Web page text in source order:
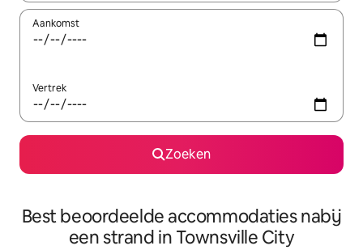
Aankomst
Vertrek
Zoeken
Best beoordeelde accommodaties nabij
een strand in Townsville City